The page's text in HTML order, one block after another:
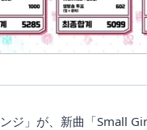
ンジ」が、新曲「Small